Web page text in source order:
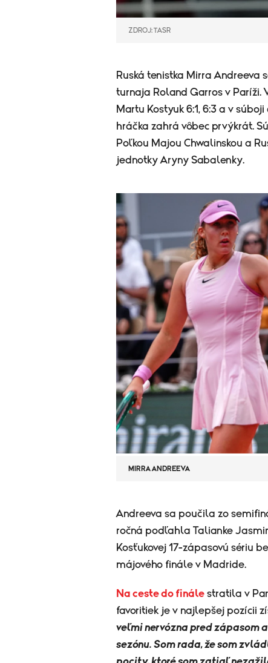
ZDROJ: TASR
Ruská tenistka Mirra
turnaja Roland Garros v Paríži.
Martu Kostyuk 6:1, 6:3 a v
hráčka zahrá vôbec prvýkrát.
Poľkou Majou Chwalinskou a
jednotky Aryny Sabalenky.
MIRRA ANDREEVA
​Andreeva sa poučila zo
ročná podľahla Talianke
Kosťukovej 17-zápasovú sériu
májového finále v Madride.
Na ceste do finále stratila v
favoritiek je v najlepšej pozícii
veľmi nervózna pred zápasom
sezónu. Som rada, že som